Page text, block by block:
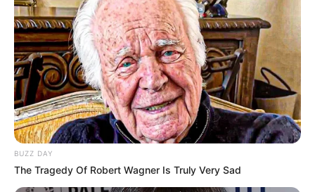
Έντονοςαναβρασμός επικρατεί στον αγροτικό
κόσμο της Θεσσαλίας, καθώς, παρά τις
εξαγγελίες του
υπουργού Αγροτικής
Ανάπτυξης και Τροφίμων, Κώστα Τσιάρα
σειρά πληρωμώνπρος τους παραγωγούς,
BUZZ DAY
The Tragedy Of Robert Wagner Is Truly Very Sad